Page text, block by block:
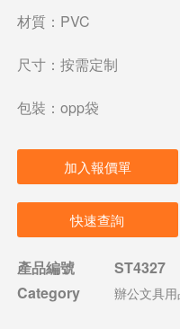
材質：PVC
尺寸：按需定制
包裝：opp袋
加入報價單
快速查詢
產品編號
ST4327
Category
辦公文具